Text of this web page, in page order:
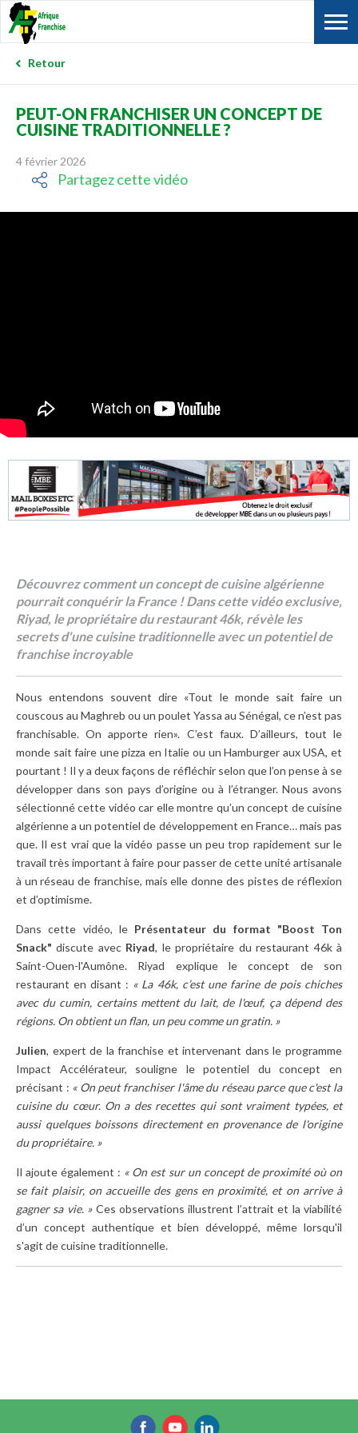
Retour
PEUT-ON FRANCHISER UN CONCEPT DE
CUISINE TRADITIONNELLE ?
4 février 2026
Partagez cette vidéo
Découvrez comment un concept de cuisine algérienne
pourrait conquérir la France ! Dans cette vidéo exclusive,
Riyad, le propriétaire du restaurant 46k, révèle les
secrets d'une cuisine traditionnelle avec un potentiel de
franchise incroyable
Nous entendons souvent dire «Tout le monde sait faire un
couscous au Maghreb ou un poulet Yassa au Sénégal, ce n’est pas
franchisable. On apporte rien». C’est faux. D’ailleurs, tout le
monde sait faire une pizza en Italie ou un Hamburger aux USA, et
pourtant ! Il y a deux façons de réfléchir selon que l’on pense à se
développer dans son pays d’origine ou à l’étranger. Nous avons
sélectionné cette vidéo car elle montre qu’un concept de cuisine
algérienne a un potentiel de développement en France… mais pas
que. Il est vrai que la vidéo passe un peu trop rapidement sur le
travail très important à faire pour passer de cette unité artisanale
à un réseau de franchise, mais elle donne des pistes de réflexion
et d’optimisme.
Dans cette vidéo, le Présentateur du format "Boost Ton
Snack" discute avec Riyad, le propriétaire du restaurant 46k à
Saint-Ouen-l'Aumône. Riyad explique le concept de son
restaurant en disant : « La 46k, c’est une farine de pois chiches
avec du cumin, certains mettent du lait, de l'œuf, ça dépend des
régions. On obtient un flan, un peu comme un gratin. »
Julien, expert de la franchise et intervenant dans le programme
Impact Accélérateur, souligne le potentiel du concept en
précisant : « On peut franchiser l'âme du réseau parce que c'est la
cuisine du cœur. On a des recettes qui sont vraiment typées, et
aussi quelques boissons directement en provenance de l'origine
du propriétaire. »
Il ajoute également : « On est sur un concept de proximité où on
se fait plaisir, on accueille des gens en proximité, et on arrive à
gagner sa vie. »Ces observations illustrent l’attrait et la viabilité
d’un concept authentique et bien développé, même lorsqu'il
s'agit de cuisine traditionnelle.